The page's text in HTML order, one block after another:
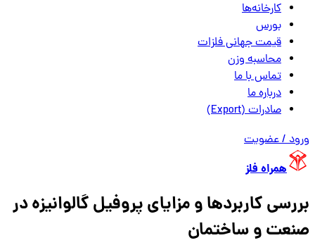
کارخانه‌ها
بورس
قیمت جهانی فلزات
محاسبه وزن
تماس با ما
درباره ما
صادرات (Export)
ورود / عضویت
همراه فلز
بررسی کاربردها و مزایای پروفیل گالوانیزه در
صنعت و ساختمان